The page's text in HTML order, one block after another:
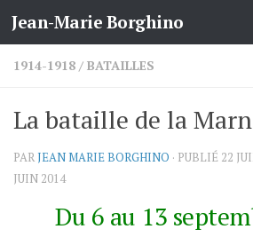
Skip to content
Jean-Marie Borghino
1914-1918 / BATAILLES
La bataille de la
PARJEAN MARIE BORGHINO · PUBLIÉ 22
JUIN 2014
Du 6 au 13